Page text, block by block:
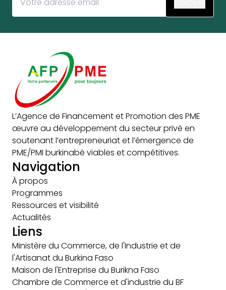
L’Agence de Financement et Promotion des PME
œuvre au développement du secteur privé en
soutenant l’entrepreneuriat et l’émergence de
PME/PMI burkinabè viables et compétitives.
Navigation
À propos
Programmes
Ressources et visibilité
Actualités
Liens
Ministère du Commerce, de l'Industrie et de
l'Artisanat du Burkina Faso
Maison de l'Entreprise du Burikna Faso
Chambre de Commerce et d'industrie du BF